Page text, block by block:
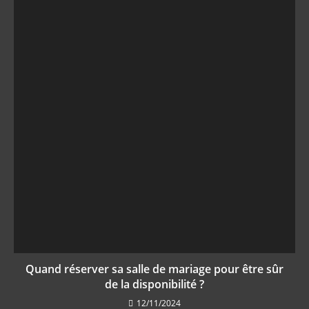
Quand réserver sa salle de mariage pour être sûr
de la disponibilité ?
12/11/2024